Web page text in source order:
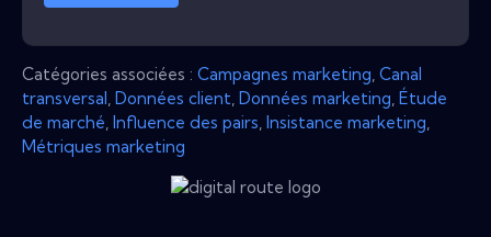
Catégories associées : Campagnes marketing Canal
transversal Données client Données marketing Étude
de marché Influence des pairs Insistance marketing
Métriques marketing